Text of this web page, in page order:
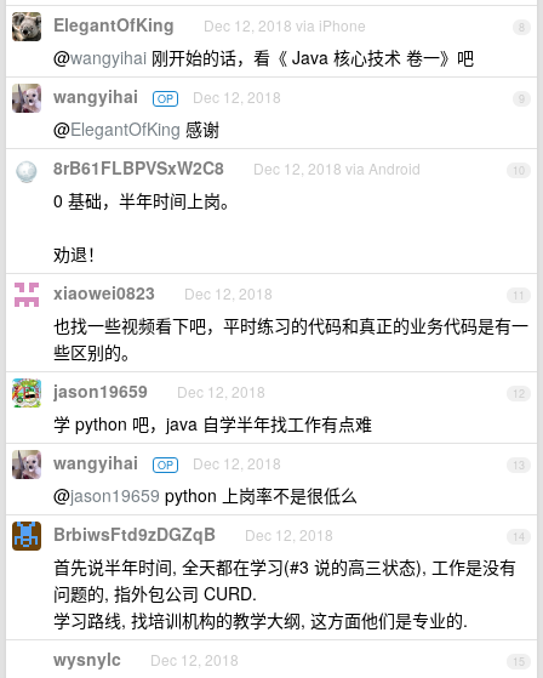
8
ElegantOfKing Dec 12, 2018 via iPhone
@wangyihai 刚开始的话，看《 Java 核心技术 卷一》吧
9
wangyihai OP Dec 12, 2018
@ElegantOfKing 感谢
10
8rB61FLBPVSxW2C8 Dec 12, 2018 via Android
0 基础，半年时间上岗。
劝退！
11
xiaowei0823 Dec 12, 2018
也找一些视频看下吧，平时练习的代码和真正的业务代码是有一
些区别的。
12
jason19659 Dec 12, 2018
学 python 吧，java 自学半年找工作有点难
13
wangyihai OP Dec 12, 2018
@jason19659 python 上岗率不是很低么
14
BrbiwsFtd9zDGZqB Dec 12, 2018
首先说半年时间, 全天都在学习(#3 说的高三状态), 工作是没有
问题的, 指外包公司 CURD.
学习路线, 找培训机构的教学大纲, 这方面他们是专业的.
15
wysnylc Dec 12, 2018